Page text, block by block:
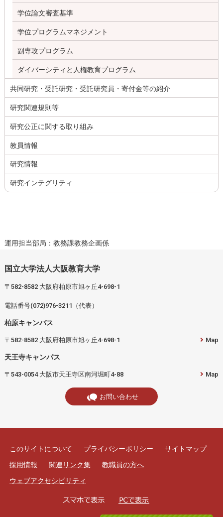
学位論文審査基準
学位プログラムマネジメント
副専攻プログラム
ダイバーシティと人権教育プログラム
共同研究・受託研究・受託研究員・寄付金等の紹介
研究関連規則等
研究公正に関する取り組み
教員情報
研究情報
研究インテグリティ
運用担当部局：教務課教務企画係
国立大学法人大阪教育大学
〒582-8582 大阪府柏原市旭ヶ丘4-698-1
電話番号(072)976-3211（代表）
柏原キャンパス
〒582-8582 大阪府柏原市旭ヶ丘4-698-1 Map
天王寺キャンパス
〒543-0054 大阪市天王寺区南河堀町4-88 Map
お問い合わせ
このサイトについて プライバシーポリシー
サイトマップ
採用情報
関連リンク集
教職員の方へ
ウェブアクセシビリティ